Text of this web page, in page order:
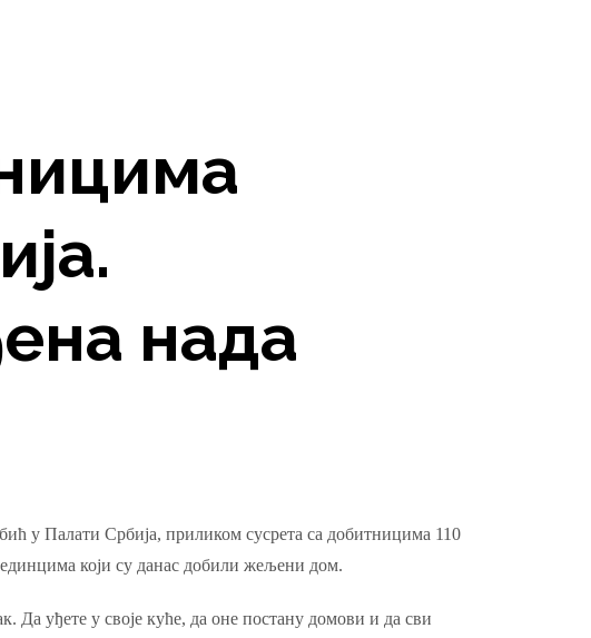
нада
у Палати Србија, приликом сусрета са добитницима 110
који су данас добили жељени дом.
уђете у своје куће, да оне постану домови и да сви